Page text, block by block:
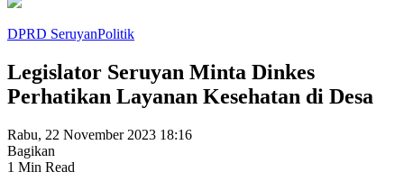
DPRD SeruyanPolitik
Legislator Seruyan Minta Dinkes
Perhatikan Layanan Kesehatan di Desa
Rabu, 22 November 2023 18:16
Bagikan
1 Min Read